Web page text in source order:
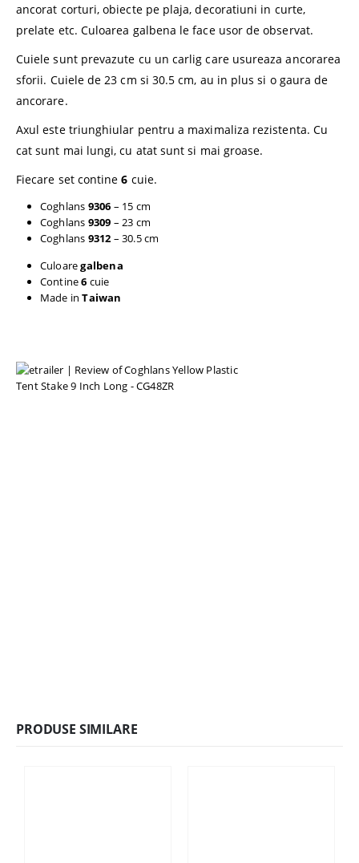
ancorat corturi, obiecte pe plaja, decoratiuni in curte,
prelate etc. Culoarea galbena le face usor de observat.
Cuiele sunt prevazute cu un carlig care usureaza ancorarea
sforii. Cuiele de 23 cm si 30.5 cm, au in plus si o gaura de
ancorare.
Axul este triunghiular pentru a maximaliza rezistenta. Cu
cat sunt mai lungi, cu atat sunt si mai groase.
Fiecare set contine6 cuie.
Coghlans 9306 – 15 cm
Coghlans 9309 – 23 cm
Coghlans 9312 – 30.5 cm
Culoaregalbena
Contine6 cuie
Made inTaiwan
PRODUSE SIMILARE